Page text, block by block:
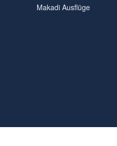
Makadi Ausflüge